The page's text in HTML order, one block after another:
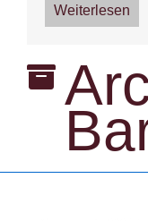
Weiterlesen